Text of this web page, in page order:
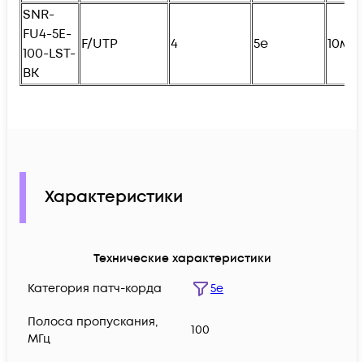
SNR-
FU4-5E-
100-LST-
BK
F/UTP 4 5e 10м
Характеристики
Технические характеристики
Категория патч-корда
5e
Полоса пропускания,
МГц
100